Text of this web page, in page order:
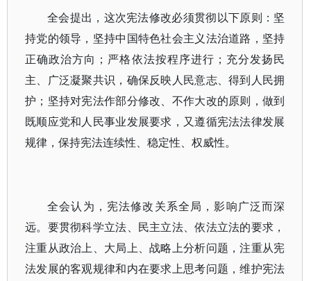
全会提出，这次宪法修改必须贯彻以下原则：坚
持党的领导，坚持中国特色社会主义法治道路，坚持
正确政治方向；严格依法按程序进行；充分发扬民
主、广泛凝聚共识，确保反映人民意志、得到人民拥
护；坚持对宪法作部分修改、不作大改的原则，做到
既顺应党和人民事业发展要求，又遵循宪法法律发展
规律，保持宪法连续性、稳定性、权威性。
全会认为，宪法修改关系全局，影响广泛而深
远。要贯彻科学立法、民主立法、依法立法的要求，
注重从政治上、大局上、战略上分析问题，注重从宪
法发展的客观规律和内在要求上思考问题，维护宪法